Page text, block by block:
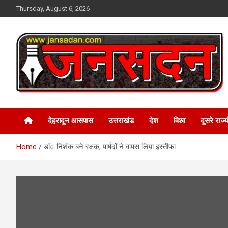
to
Thursday, August 6, 2026
Jan Sadan
देहरादून आसपास उत्तराखंड देश विश्व दूसरे
Home डॉ० निशंक बने रक्षक, पार्षदों ने वापस लिया इस्तीफा